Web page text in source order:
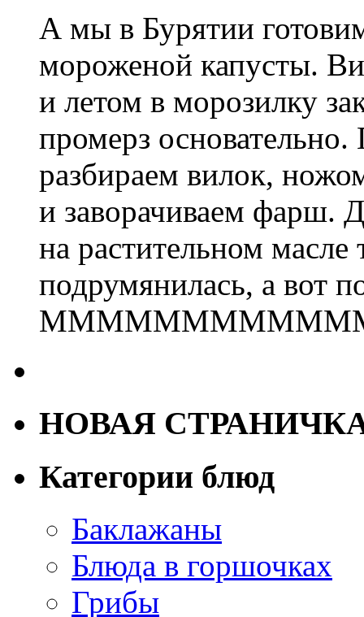
А мы в Бурятии
мороженой капусты.
и летом в морозилку
промерз
разбираем вилок,
и заворачиваем фарш.
на растительном масле
подрумянилась, а вот
НОВАЯ
Категории блюд
Баклажаны
Блюда в горшочках
Грибы